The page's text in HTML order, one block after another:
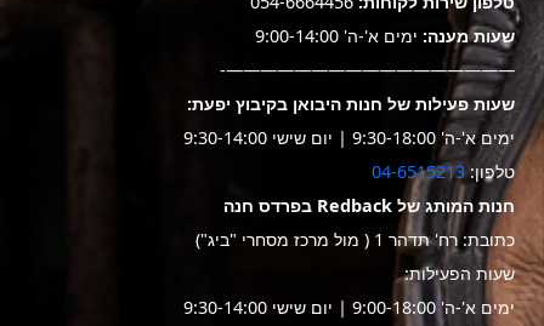
שעות מענה: ימים א'-ה' 9:00-14:00
—————————————————-
שעות פעילות של חנות היבואן בקיבוץ יפעת:
ימים א'-ה' 9:30-18:00 | יום שישי 9:30-14:00
טלפון: 04-6515213
חנות המותג של Redback בפרדס חנה
כתובת: רח' תדהר 1 ( מול מרכז מסחרי "ביג")
שעות הפעילות:
ימים א'-ה' 9:00-18:00 | יום שישי 9:30-14:00